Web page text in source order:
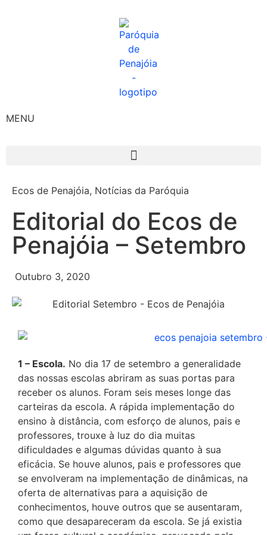
MENU
Ecos de Penajóia, Notícias da Paróquia
Editorial do Ecos de
Penajóia – Setembro
Outubro 3, 2020
1 – Escola. No dia 17 de setembro a generalidade
das nossas escolas abriram as suas portas para
receber os alunos. Foram seis meses longe das
carteiras da escola. A rápida implementação do
ensino à distância, com esforço de alunos, pais e
professores, trouxe à luz do dia muitas
dificuldades e algumas dúvidas quanto à sua
eficácia. Se houve alunos, pais e professores que
se envolveram na implementação de dinâmicas, na
oferta de alternativas para a aquisição de
conhecimentos, houve outros que se ausentaram,
como que desapareceram da escola. Se já existia